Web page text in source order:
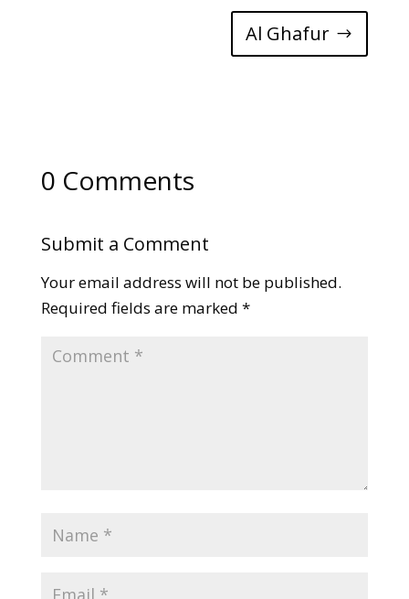
Al Ghafur
0 Comments
Submit a Comment
Your email address will not be published.
Required fields are marked *